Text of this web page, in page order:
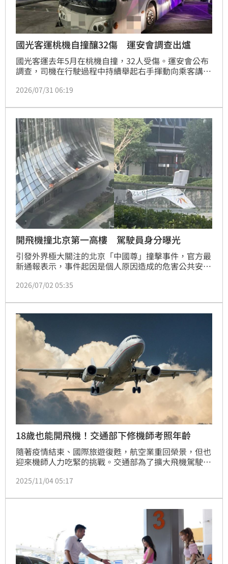
國光客運桃機自撞釀32傷 運安會調查出爐
國光客運去年5月在桃機自撞，32人受傷。運安會公布
調查，司機在行駛過程中持續舉起右手揮動向乘客講
秒才使用主煞車減速。
2026/07/31 06:19
開飛機撞北京第一高樓 駕駛員身分曝光
引發外界極大關注的北京「中國尊」撞擊事件，官方最
新通報表示，事件起因是個人原因造成的危害公共安全
2026/07/02 05:35
18歲也能開飛機！交通部下修機師考照年齡
隨著疫情結束、國際旅遊復甦，航空業重回榮景，但也
迎來機師人力吃緊的挑戰。交通部為了擴大飛機駕駛員
用駕駛員申請檢定年齡從原本的20歲下修為18歲，民
正式上路。
2025/11/04 05:17